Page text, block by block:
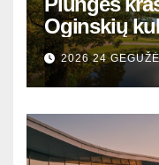
Oginskių
Žemaitijos
2026 24